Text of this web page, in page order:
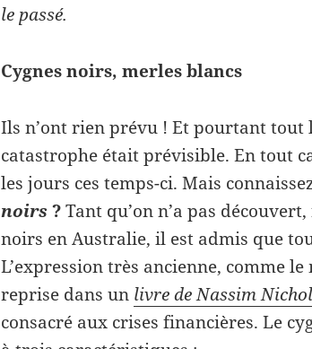
le passé.
Cygnes noirs, merles blancs
Ils n’ont rien prévu ! Et pourtant tout
catastrophe était prévisible. En tout
les jours ces temps-ci. Mais
noirs?Tant qu’on n’a pas
noirs en Australie, il est admis que
L’expression très ancienne, comme
reprise dans un livre de Nassim
consacré aux crises financières. Le